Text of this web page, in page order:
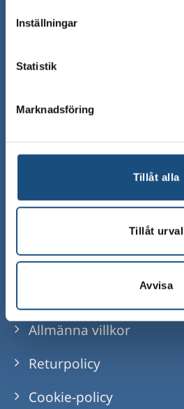
Inställningar
Statistik
Marknadsföring
Tillåt alla
Tillåt urval
Avvisa
Mitt konto
Leveransinformation
Bli vår återförsäljare
Allmänna villkor
Returpolicy
Cookie-policy